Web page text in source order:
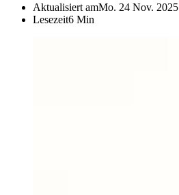
Aktualisiert amMo. 24 Nov. 2025
Lesezeit6 Min